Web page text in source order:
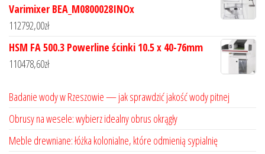
Varimixer BEA_M0800028INOx
112792,00zł
HSM FA 500.3 Powerline ścinki 10.5 x 40-76mm
110478,60zł
Badanie wody w Rzeszowie — jak sprawdzić jakość wody pitnej
Obrusy na wesele: wybierz idealny obrus okrągły
Meble drewniane: łóżka kolonialne, które odmienią sypialnię